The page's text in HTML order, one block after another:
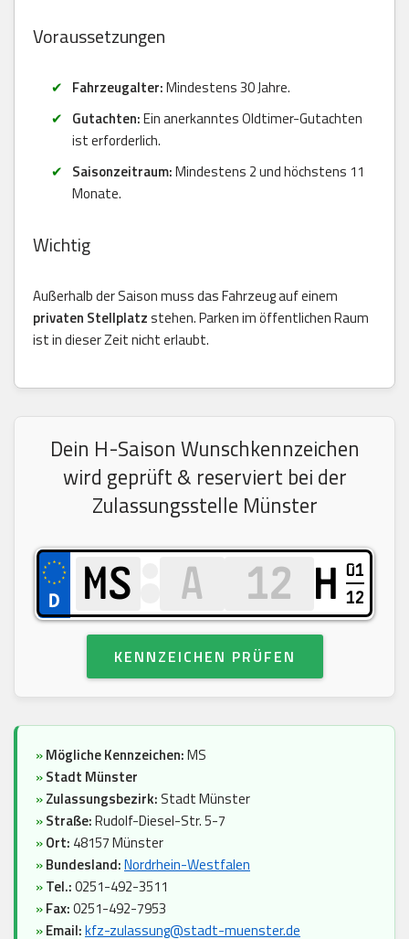
Voraussetzungen
Fahrzeugalter:Mindestens 30 Jahre.
Gutachten:Ein anerkanntes Oldtimer-Gutachten
ist erforderlich.
Saisonzeitraum:Mindestens 2 und höchstens 11
Monate.
Wichtig
Außerhalb der Saison muss das Fahrzeug auf einem
privaten Stellplatzstehen. Parken im öffentlichen Raum
ist in dieser Zeit nicht erlaubt.
Dein H-Saison Wunschkennzeichen
wird geprüft & reserviert bei der
Zulassungsstelle Münster
H 01
12
KENNZEICHEN PRÜFEN
»Mögliche Kennzeichen:MS
»Stadt Münster
»Zulassungsbezirk: Stadt Münster
»Straße:Rudolf-Diesel-Str. 5-7
»Ort: 48157 Münster
»Bundesland:Nordrhein-Westfalen
»Tel.:0251-492-3511
»Fax:0251-492-7953
»Email:kfz-zulassung@stadt-muenster.de